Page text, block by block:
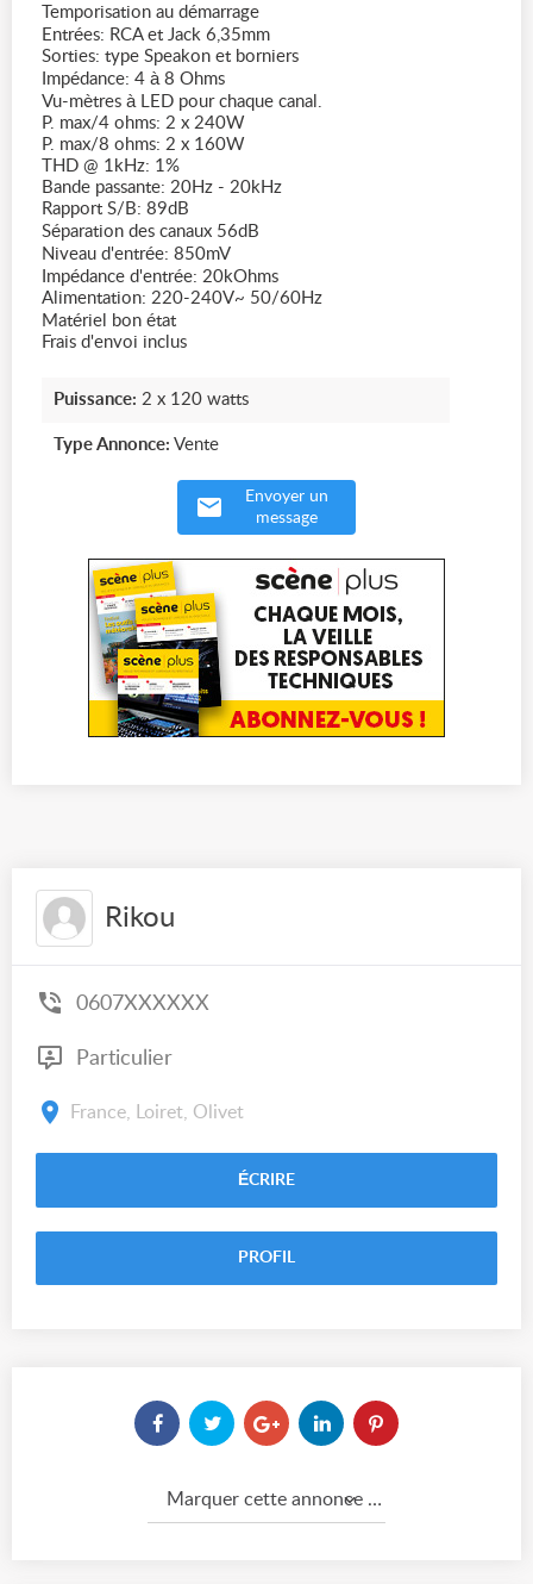
Temporisation au démarrage
Entrées: RCA et Jack 6,35mm
Sorties: type Speakon et borniers
Impédance: 4 à 8 Ohms
Vu-mètres à LED pour chaque canal.
P. max/4 ohms: 2 x 240W
P. max/8 ohms: 2 x 160W
THD @ 1kHz: 1%
Bande passante: 20Hz - 20kHz
Rapport S/B: 89dB
Séparation des canaux 56dB
Niveau d'entrée: 850mV
Impédance d'entrée: 20kOhms
Alimentation: 220-240V~ 50/60Hz
Matériel bon état
Frais d'envoi inclus
Puissance: 2 x 120 watts
Type Annonce: Vente
Envoyer un
message
Rikou
0607XXXXXX
Particulier
France, Loiret, Olivet
ÉCRIRE
PROFIL
Marquer cette annonce comme...